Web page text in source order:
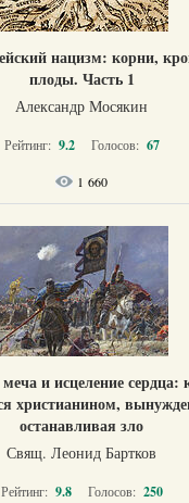
нацизм: корни,
плоды. Часть 1
Александр Мосякин
Рейтинг: 9.2 Голосов: 67
1 660
и исцеление сердца:
христианином,
останавливая зло
Свящ. Леонид Бартков
Рейтинг: 9.8 Голосов: 250